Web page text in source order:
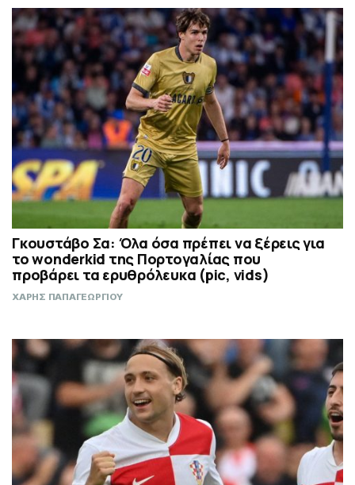
Γκουστάβο Σα: Όλα όσα πρέπει να ξέρεις για
το wonderkid της Πορτογαλίας που
προβάρει τα ερυθρόλευκα (pic, vids)
ΧΑΡΗΣ ΠΑΠΑΓΕΩΡΓΙΟΥ